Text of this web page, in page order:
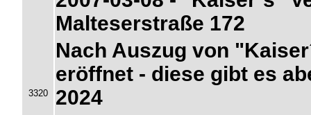
3320
Malteserstraße 172
Nach Auszug von
eröffnet - diese gibt es
2024